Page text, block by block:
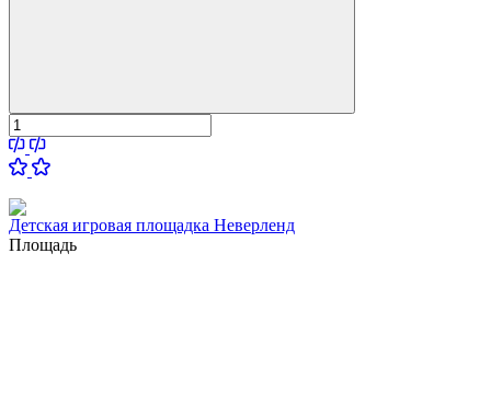
Детская игровая площадка Неверленд
Площадь